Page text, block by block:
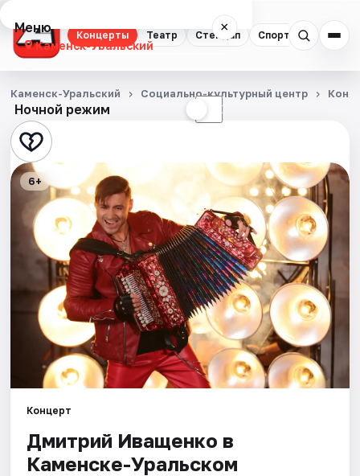
Концерты Театр Стендап Спорт
Меню ×
Каменск-Уральский
Концерты
Театр
Стендап
Спорт
Города
Площадки
Артисты
Рейтинги
Ночной режим ☾
Каменск-Уральский Социально-культурный центр
6+
Концерт
Дмитрий Иващенко в
Каменске-Уральском